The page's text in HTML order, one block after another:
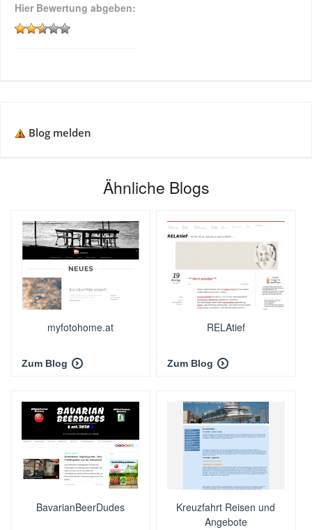
Hier Bewertung abgeben:
Blog melden
Ähnliche Blogs
myfotohome.at
Zum Blog
RELAtief
Zum Blog
BavarianBeerDudes
Kreuzfahrt Reisen und
Angebote